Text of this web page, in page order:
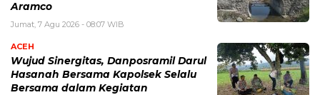
Aramco
Jumat, 7 Agu 2026 - 08:07 WIB
ACEH
Wujud Sinergitas, Danposramil Darul
Hasanah Bersama Kapolsek Selalu
Bersama dalam Kegiatan